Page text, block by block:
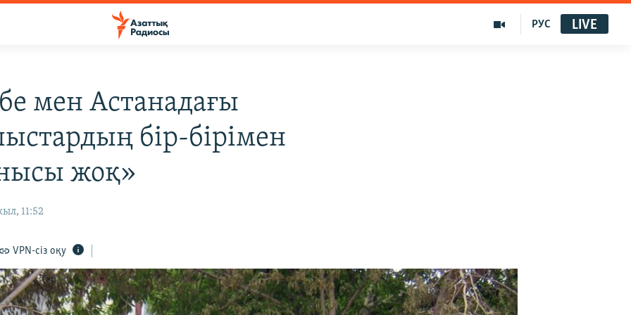
РУС LIVE
мен Астанадағы
бір-бірімен
жоқ»
11:52
VPN-сіз оқу